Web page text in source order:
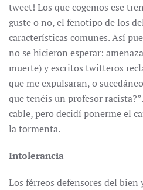
tweet! Los que cogemos ese
guste o no, el fenotipo de los
características comunes. Así
no se hicieron esperar:
muerte) y escritos twitteros
que me expulsaran, o
que tenéis un profesor
cable, pero decidí ponerme el
la tormenta.
Intolerancia
Los férreos defensores del bien